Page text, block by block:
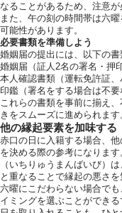
なることがあるため、注意が
また、午の刻の時間帯は六
可能性があります。
必要書類を準備しよう
婚姻届の提出には、以下の書
婚姻届（証人2名の署名・押
本人確認書類（運転免許証、
印鑑（署名をする場合は不要
これらの書類を事前に揃え
きをスムーズに進められます
他の縁起要素を加味する
赤口の日に入籍する場合、
を決める際の参考になりま
（いちりゅうまんばいび）
と重なることで縁起の悪さ
六曜にこだわらない場合で
イミングを選ぶことができ